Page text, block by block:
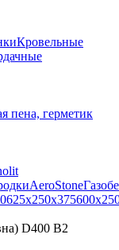
Кровельные
пена, герметик
AeroStone
625x250x375
D400 B2